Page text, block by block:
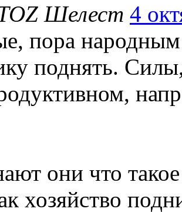
Шелест 4
пора народным
поднять.
они что
хозяйство